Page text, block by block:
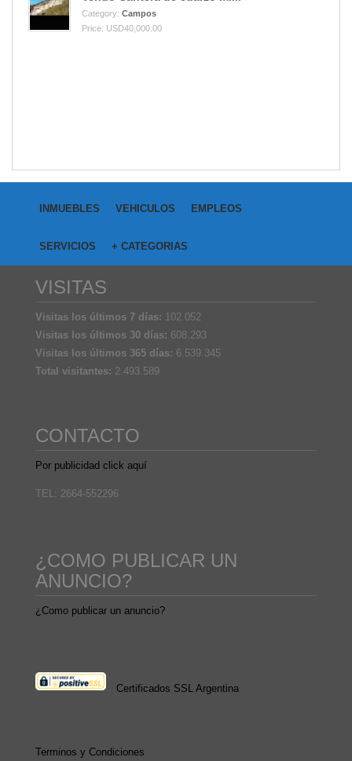
Category: Campos
Price: USD40,000.00
INMUEBLES VEHICULOS EMPLEOS
SERVICIOS + CATEGORIAS
VISITAS
Visitas los últimos 7 días: 102.052
Visitas los últimos 30 días: 608.293
Visitas los últimos 365 días: 6.539.345
Total visitantes: 2.493.589
CONTACTO
Por publicidad click aquí
TEL: 2664-552296
¿COMO PUBLICAR UN
ANUNCIO?
¿Como publicar un anuncio?
Certificados SSL Argentina
Terminos y Condiciones